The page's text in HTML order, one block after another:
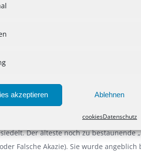
akzeptieren Ablehnen
cookiesDatenschutz
Seite der Seine liegt eine weitere
gesundheitlichen Beeinträchtigungen
lindern, legten seine Leibärzte einen
Buffon (1707 bis 1788) wurde der
prachtvollen Park erweitert. In der
Revolution erstmals exotische Tiere
Die im Jahr 1794 dafür errichtete
Zoos. Später entstanden weitere
und Glas­architektur, wurden
Der älteste noch zu bestaunende
Falsche Akazie). Sie wurde